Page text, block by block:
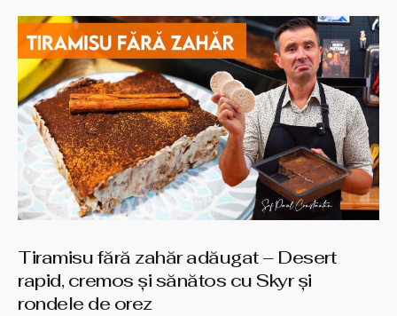
Tiramisu fără zahăr adăugat – Desert
rapid, cremos și sănătos cu Skyr și
rondele de orez